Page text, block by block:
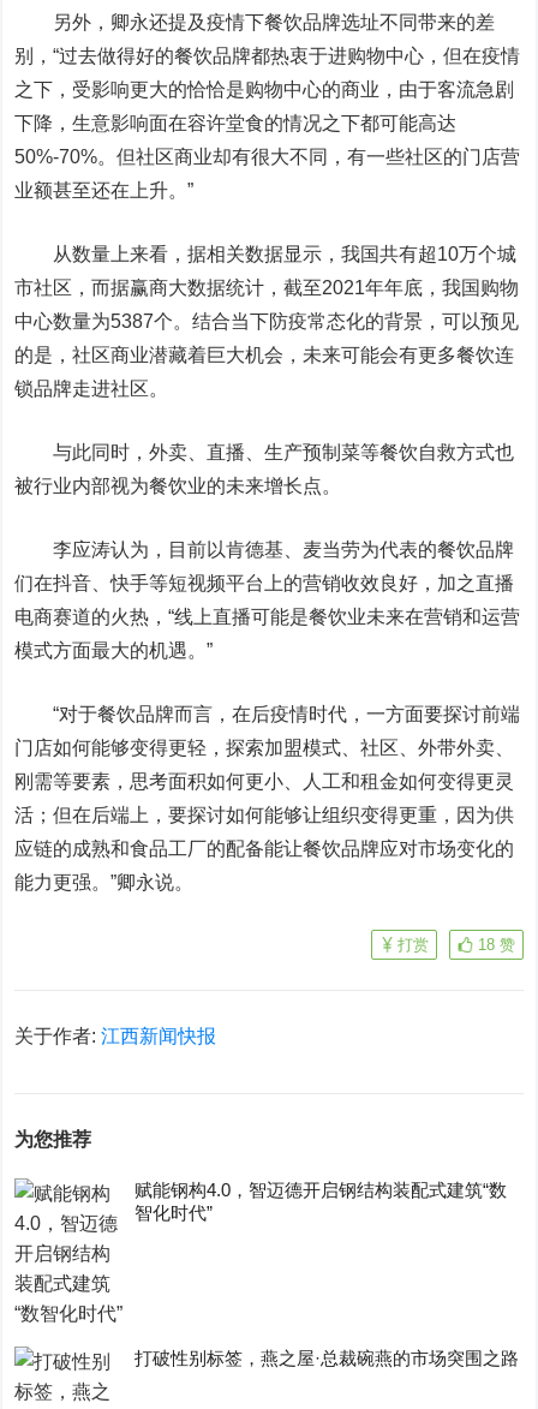
另外，卿永还提及疫情下餐饮品牌选址不同带来的差
别，“过去做得好的餐饮品牌都热衷于进购物中心，但在疫情
之下，受影响更大的恰恰是购物中心的商业，由于客流急剧
下降，生意影响面在容许堂食的情况之下都可能高达
50%-70%。但社区商业却有很大不同，有一些社区的门店营
业额甚至还在上升。”
从数量上来看，据相关数据显示，我国共有超10万个城
市社区，而据赢商大数据统计，截至2021年年底，我国购物
中心数量为5387个。结合当下防疫常态化的背景，可以预见
的是，社区商业潜藏着巨大机会，未来可能会有更多餐饮连
锁品牌走进社区。
与此同时，外卖、直播、生产预制菜等餐饮自救方式也
被行业内部视为餐饮业的未来增长点。
李应涛认为，目前以肯德基、麦当劳为代表的餐饮品牌
们在抖音、快手等短视频平台上的营销收效良好，加之直播
电商赛道的火热，“线上直播可能是餐饮业未来在营销和运营
模式方面最大的机遇。”
“对于餐饮品牌而言，在后疫情时代，一方面要探讨前端
门店如何能够变得更轻，探索加盟模式、社区、外带外卖、
刚需等要素，思考面积如何更小、人工和租金如何变得更灵
活；但在后端上，要探讨如何能够让组织变得更重，因为供
应链的成熟和食品工厂的配备能让餐饮品牌应对市场变化的
能力更强。”卿永说。
18 赞
打赏
关于作者:江西新闻快报
为您推荐
赋能钢构4.0，智迈德开启钢结构装配式建筑“数
智化时代”
打破性别标签，燕之屋·总裁碗燕的市场突围之路